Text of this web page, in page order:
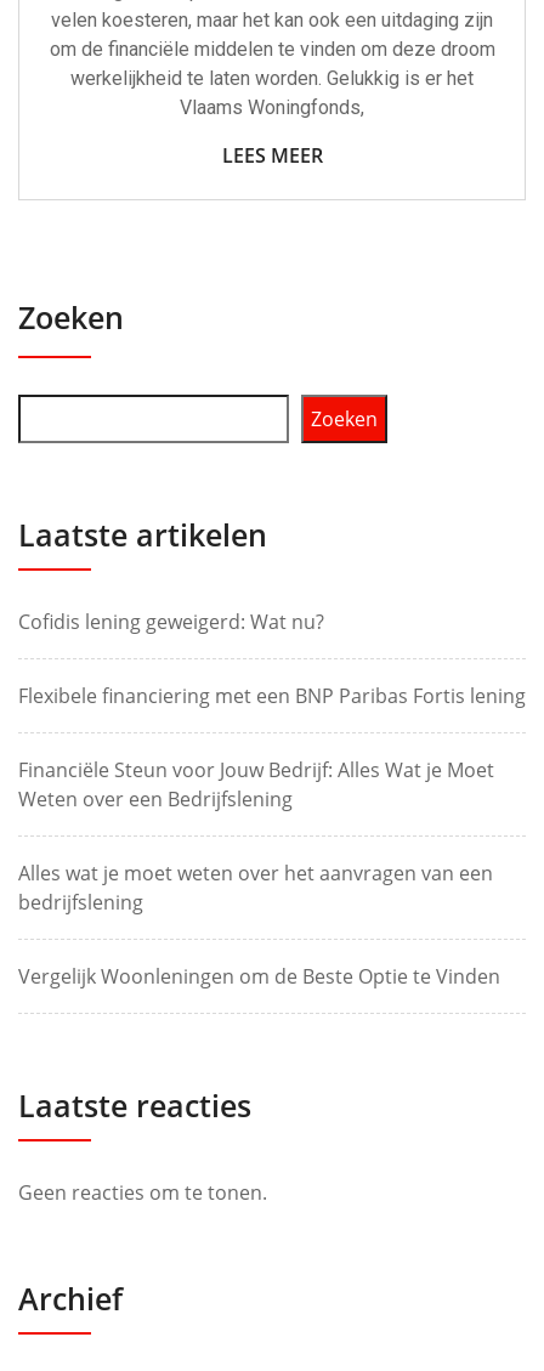
velen koesteren, maar het kan ook een uitdaging zijn
om de financiële middelen te vinden om deze droom
werkelijkheid te laten worden. Gelukkig is er het
Vlaams Woningfonds,
LEES MEER
Zoeken
Zoeken
Laatste artikelen
Cofidis lening geweigerd: Wat nu?
Flexibele financiering met een BNP Paribas Fortis lening
Financiële Steun voor Jouw Bedrijf: Alles Wat je Moet
Weten over een Bedrijfslening
Alles wat je moet weten over het aanvragen van een
bedrijfslening
Vergelijk Woonleningen om de Beste Optie te Vinden
Laatste reacties
Geen reacties om te tonen.
Archief